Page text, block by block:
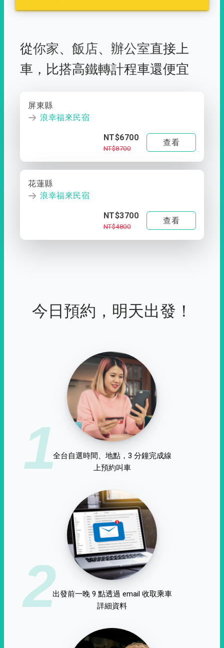
從你家、 飯店、 辦公室直接上
車， 比搭高鐵轉計程車還便宜
屏東縣
浪幸福來民宿
NT$6700
NT$8700
查看
花蓮縣
浪幸福來民宿
NT$3700
NT$4800
查看
今日預約，明天出發！
1全台自選時間、地點，3 分鐘完成線
上預約叫車
2出發前一晚 9 點透過 email 收取乘車
詳細資料